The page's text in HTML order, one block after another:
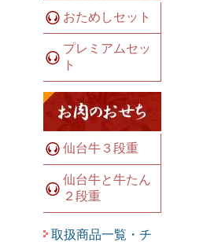
おためしセット
プレミアムセッ
ト
仙台牛３段重
仙台牛と牛たん
２段重
取扱商品一覧・チ